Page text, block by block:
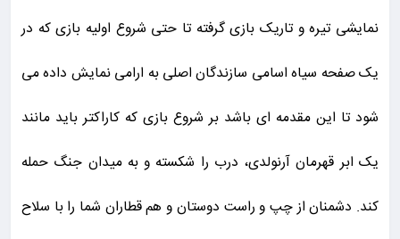
نمایشی تیره و تاریک بازی گرفته تا حتی شروع اولیه بازی که در
یک صفحه سیاه اسامی سازندگان اصلی به ارامی نمایش داده می
شود تا این مقدمه ای باشد بر شروع بازی که کاراکتر باید مانند
یک ابر قهرمان آرنولدی، درب را شکسته و به میدان جنگ حمله
کند. دشمنان از چپ و راست دوستان و هم قطاران شما را با سلاح